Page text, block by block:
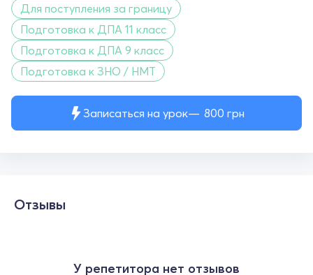
Записаться на урок 800 грн
Для поступления за границу
Подготовка к ДПА 11 класс
Подготовка к ДПА 9 класс
Подготовка к ЗНО / НМТ
Отзывы
У репетитора нет отзывов